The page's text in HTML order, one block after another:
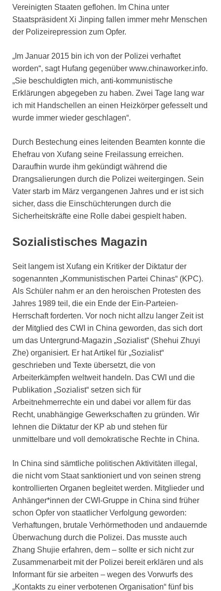
Vereinigten Staaten geflohen. Im China unter
Staatspräsident Xi Jinping fallen immer mehr Menschen
der Polizeirepression zum Opfer.
„Im Januar 2015 bin ich von der Polizei verhaftet
worden“, sagt Hufang gegenüber www.chinaworker.info.
„Sie beschuldigten mich, anti-kommunistische
Erklärungen abgegeben zu haben. Zwei Tage lang war
ich mit Handschellen an einen Heizkörper gefesselt und
wurde immer wieder geschlagen“.
Durch Bestechung eines leitenden Beamten konnte die
Ehefrau von Xufang seine Freilassung erreichen.
Daraufhin wurde ihm gekündigt während die
Drangsalierungen durch die Polizei weitergingen. Sein
Vater starb im März vergangenen Jahres und er ist sich
sicher, dass die Einschüchterungen durch die
Sicherheitskräfte eine Rolle dabei gespielt haben.
Sozialistisches Magazin
Seit langem ist Xufang ein Kritiker der Diktatur der
sogenannten „Kommunistischen Partei Chinas“ (KPC).
Als Schüler nahm er an den heroischen Protesten des
Jahres 1989 teil, die ein Ende der Ein-Parteien-
Herrschaft forderten. Vor noch nicht allzu langer Zeit ist
der Mitglied des CWI in China geworden, das sich dort
um das Untergrund-Magazin „Sozialist“ (Shehui Zhuyi
Zhe) organisiert. Er hat Artikel für „Sozialist“
geschrieben und Texte übersetzt, die von
Arbeiterkämpfen weltweit handeln. Das CWI und die
Publikation „Sozialist“ setzen sich für
Arbeitnehmerrechte ein und dabei vor allem für das
Recht, unabhängige Gewerkschaften zu gründen. Wir
lehnen die Diktatur der KP ab und stehen für
unmittelbare und voll demokratische Rechte in China.
In China sind sämtliche politischen Aktivitäten illegal,
die nicht vom Staat sanktioniert und von seinen streng
kontrollierten Organen begleitet werden. Mitglieder und
Anhänger*innen der CWI-Gruppe in China sind früher
schon Opfer von staatlicher Verfolgung geworden:
Verhaftungen, brutale Verhörmethoden und andauernde
Überwachung durch die Polizei. Das musste auch
Zhang Shujie erfahren, dem – sollte er sich nicht zur
Zusammenarbeit mit der Polizei bereit erklären und als
Informant für sie arbeiten – wegen des Vorwurfs des
„Kontakts zu einer verbotenen Organisation“ fünf bis